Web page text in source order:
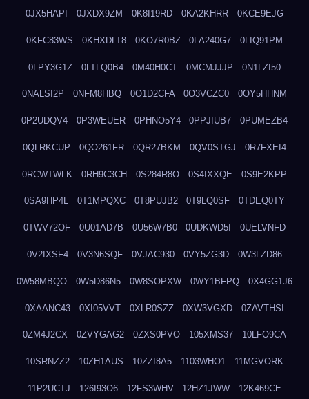
0JX5HAPI 0JXDX9ZM 0K8I19RD 0KA2KHRR 0KCE9EJG
0KFC83WS 0KHXDLT8 0KO7R0BZ 0LA240G7 0LIQ91PM
0LPY3G1Z 0LTLQ0B4 0M40H0CT 0MCMJJJP 0N1LZI50
0NALSI2P 0NFM8HBQ 0O1D2CFA 0O3VCZC0 0OY5HHNM
0P2UDQV4 0P3WEUER 0PHNO5Y4 0PPJIUB7 0PUMEZB4
0QLRKCUP 0QO261FR 0QR27BKM 0QV0STGJ 0R7FXEI4
0RCWTWLK 0RH9C3CH 0S284R8O 0S4IXXQE 0S9E2KPP
0SA9HP4L 0T1MPQXC 0T8PUJB2 0T9LQ0SF 0TDEQ0TY
0TWV72OF 0U01AD7B 0U56W7B0 0UDKWD5I 0UELVNFD
0V2IXSF4 0V3N6SQF 0VJAC930 0VY5ZG3D 0W3LZD86
0W58MBQO 0W5D86N5 0W8SOPXW 0WY1BFPQ 0X4GG1J6
0XAANC43 0XI05VVT 0XLR0SZZ 0XW3VGXD 0ZAVTHSI
0ZM4J2CX 0ZVYGAG2 0ZXS0PVO 105XMS37 10LFO9CA
10SRNZZ2 10ZH1AUS 10ZZI8A5 1103WHO1 11MGVORK
11P2UCTJ 126I93O6 12FS3WHV 12HZ1JWW 12K469CE